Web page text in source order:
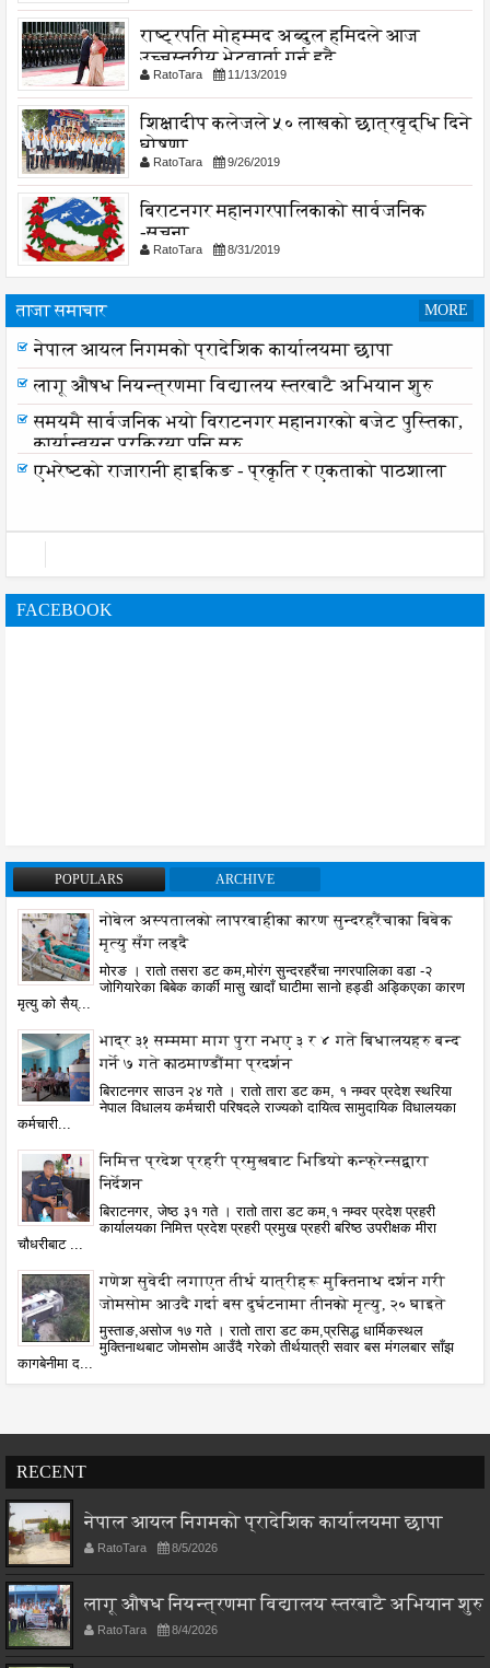
राष्ट्रपति मोहम्मद अब्दुल हमिदले आज
उच्चस्तरीय भेटवार्ता गर्नु हुदै,
RatoTara 11/13/2019
शिक्षादीप कलेजले ५० लाखको छात्रवृद्धि दिने
घोषणा
RatoTara 9/26/2019
बिराटनगर महानगरपालिकाको सार्वजनिक
-सुचना
RatoTara 8/31/2019
ताजा समाचार MORE
नेपाल आयल निगमको प्रादेशिक कार्यालयमा छापा
लागू औषध नियन्त्रणमा विद्यालय स्तरबाटै अभियान शुरु
समयमै सार्वजनिक भयो विराटनगर महानगरको बजेट पुस्तिका,
कार्यान्वयन प्रक्रिया पनि सुरु
एभरेष्टको राजारानी हाइकिङ - प्रकृति र एकताको पाठशाला
FACEBOOK
POPULARS ARCHIVE
नोबेल अस्पतालको लापरबाहीका कारण सुन्दरहरैंचाका बिबेक
मृत्यु सँग लड्दै
मोरङ । रातो तसरा डट कम,मोरंग सुन्दरहरैंचा नगरपालिका वडा -२
जोगियारेका बिबेक कार्की मासु खादाँ घाटीमा सानो हड्डी अड्किएका कारण
मृत्यु को सैय्...
भाद्र ३१ सम्ममा माग पुरा नभए ३ र ४ गते बिधालयहरु बन्द
गर्ने ७ गते काठमाण्डौंमा प्रदर्शन
बिराटनगर साउन २४ गते । रातो तारा डट कम, १ नम्वर प्रदेश स्थरिया
नेपाल विधालय कर्मचारी परिषदले राज्यको दायित्व सामुदायिक विधालयका
कर्मचारी...
निमित्त प्रदेश प्रहरी प्रमुखबाट भिडियो कन्फ्रेन्सद्वारा
निर्देशन
बिराटनगर, जेष्ठ ३१ गते । रातो तारा डट कम,१ नम्वर प्रदेश प्रहरी
कार्यालयका निमित्त प्रदेश प्रहरी प्रमुख प्रहरी बरिष्ठ उपरीक्षक मीरा
चौधरीबाट ...
गणेश सुवेदी लगाएत तीर्थ यात्रीहरू मुक्तिनाथ दर्शन गरी
जोमसोम आउदै गर्दा बस दुर्घटनामा तीनको मृत्यु, २० घाइते
मुस्ताङ,असोज १७ गते । रातो तारा डट कम,प्रसिद्ध धार्मिकस्थल
मुक्तिनाथबाट जोमसोम आउँदै गरेको तीर्थयात्री सवार बस मंगलबार साँझ
कागबेनीमा द...
RECENT
नेपाल आयल निगमको प्रादेशिक कार्यालयमा छापा
RatoTara 8/5/2026
लागू औषध नियन्त्रणमा विद्यालय स्तरबाटै अभियान शुरु
RatoTara 8/4/2026